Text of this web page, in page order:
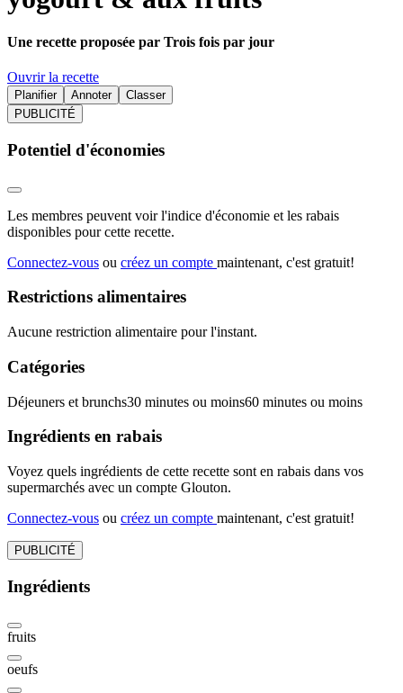
Une recette proposée par Trois fois par jour
Ouvrir la recette
Planifier Annoter
Classer
PUBLICITÉ
Potentiel d'économies
Les membres peuvent voir l'indice d'économie et les rabais
disponibles pour cette recette.
Connectez-vous ou créez un compte maintenant, c'est gratuit!
Restrictions alimentaires
Aucune restriction alimentaire pour l'instant.
Catégories
Déjeuners et brunchs30 minutes ou moins60 minutes ou moins
Ingrédients en rabais
Voyez quels ingrédients de cette recette sont en rabais dans vos
supermarchés avec un compte Glouton.
Connectez-vous ou créez un compte maintenant, c'est gratuit!
PUBLICITÉ
Ingrédients
fruits
oeufs